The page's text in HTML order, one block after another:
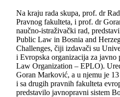
Na kraju rada skupa, prof. dr
Pravnog fakulteta, i prof. dr
naučno-istraživački rad,
Public Law in Bosnia and
Challenges, čiji izdavači su
i Evropska organizacija za javno
Law Organization – EPLO).
Goran Marković, a u njemu je
i sa drugih pravnih fakulteta
predstavilo javnopravni sistem